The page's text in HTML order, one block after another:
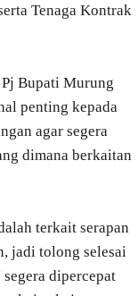
Tenaga Kontrak
Pj Bupati Murung
penting kepada
agar segera
dimana berkaitan
terkait serapan
jadi tolong selesai
dipercepat